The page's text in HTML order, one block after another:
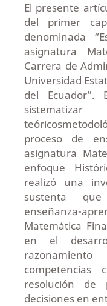
El presente
del primer
denominada
asignatura
Carrera de
Universidad
del
proceso de
asignatura
enfoque
realizó una
sustenta
enseñanza-
Matemática
en el
competencias
resolución
decisiones en